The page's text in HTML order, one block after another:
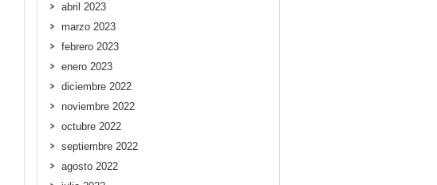
abril 2023
marzo 2023
febrero 2023
enero 2023
diciembre 2022
noviembre 2022
octubre 2022
septiembre 2022
agosto 2022